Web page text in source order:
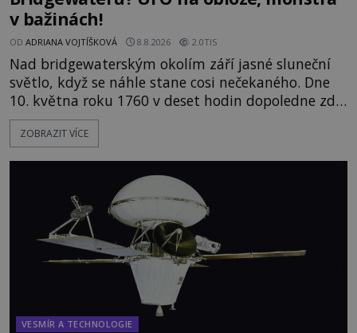
v bažinách!
OD ADRIANA VOJTÍŠKOVÁ 8.8.2026 2.0TIS
Nad bridgewaterským okolím září jasné sluneční
světlo, když se náhle stane cosi nečekaného. Dne
10. května roku 1760 v deset hodin dopoledne zde
dojde k vůbec prvnímu historicky doloženému
přeletu UFO. Podle záznamů vyzařuje takové
jen o nějaký optický klam, nebo se zde skutečně
právě vznáší mimozemská loď
ZOBRAZIT VÍCE
VESMÍR A TECHNOLOGIE